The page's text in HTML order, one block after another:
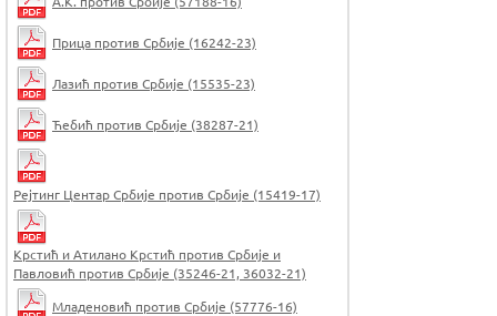
Прица против Србије (16242-23)
Лазић против Србије (15535-23)
Ћебић против Србије (38287-21)
Рејтинг Центар Србије против Србије (15419-17)
Крстић и Атилано Крстић против Србије и
Павловић против Србије (35246-21, 36032-21)
Младеновић против Србије (57776-16)